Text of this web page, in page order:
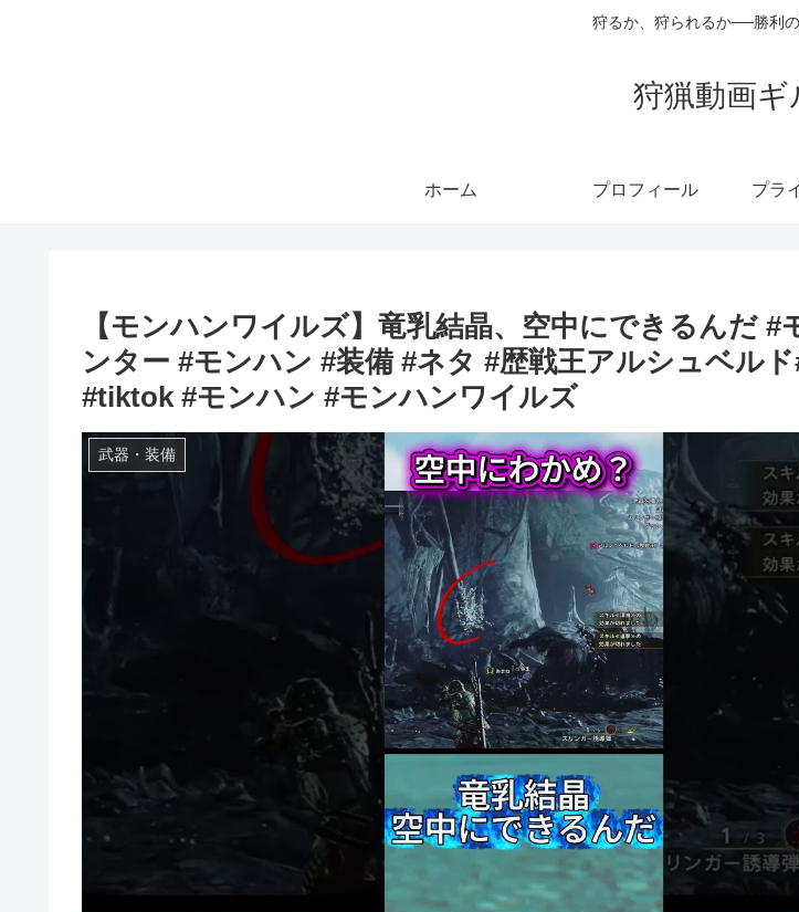
狩るか、狩られるか──勝利の
狩猟動画ギ
ホーム プロフィール プラ
【モンハンワイルズ】竜乳結晶、空中にできるんだ #
ンター #モンハン #装備 #ネタ #歴戦王アルシュベル
#tiktok #モンハン #モンハンワイルズ
武器・装備